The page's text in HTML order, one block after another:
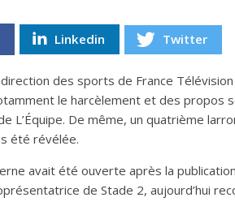
Linkedin Twitter
des sports de France
le harcèlement et des propos
L’Équipe. De même, un quatrième
été révélée.
avait été ouverte après la
de Stade 2, aujourd’hui